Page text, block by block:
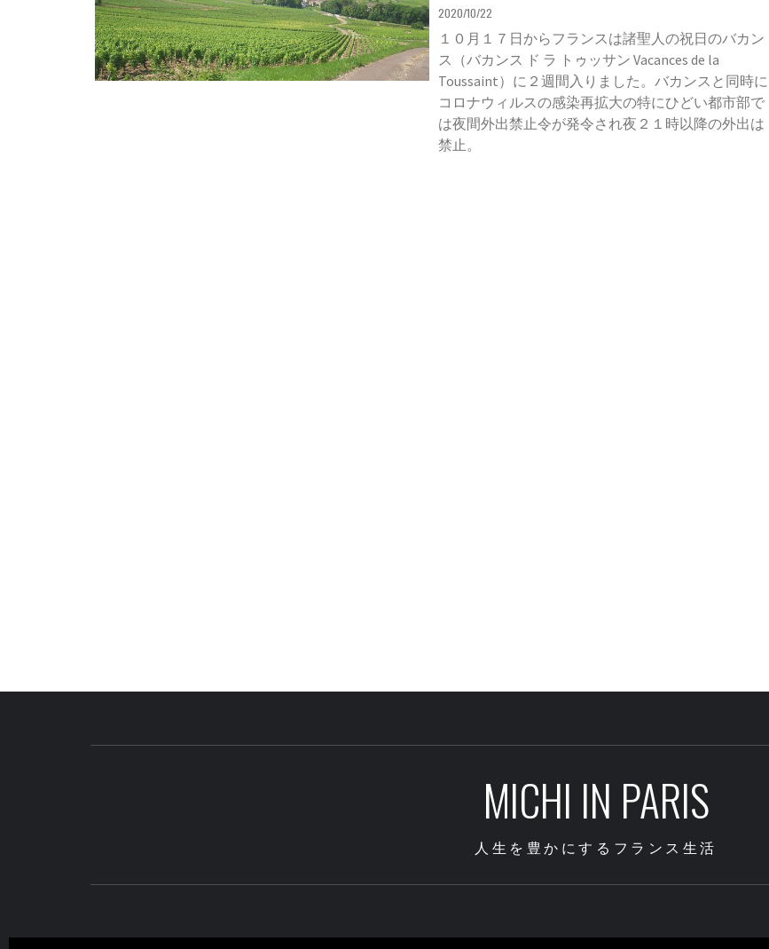
2020/10/22
１０月１７日からフランスは諸聖人の祝日のバカン
ス（バカンス ド ラ トゥッサン Vacances de la
Toussaint）に２週間入りました。バカンスと同時に
コロナウィルスの感染再拡大の特にひどい都市部で
は夜間外出禁止令が発令され夜２１時以降の外出は
禁止。
MICHI IN PARIS
人生を豊かにするフランス生活